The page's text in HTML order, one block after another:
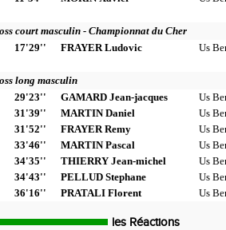
court masculin - Championnat du Cher
17'29'' FRAYER Ludovic Us
long masculin
29'23'' GAMARD Jean-jacques
Us
31'39'' MARTIN Daniel
Us
31'52'' FRAYER Remy
Us
33'46'' MARTIN Pascal
Us
34'35'' THIERRY Jean-michel
Us
34'43'' PELLUD Stephane
Us
36'16'' PRATALI Florent Us
les Réactions